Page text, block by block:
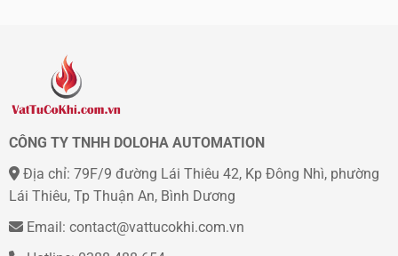
CÔNG TY TNHH DOLOHA AUTOMATION
Địa chỉ: 79F/9 đường Lái Thiêu 42, Kp Đông Nhì, phường
Lái Thiêu, Tp Thuận An, Bình Dương
Email: contact@vattucokhi.com.vn